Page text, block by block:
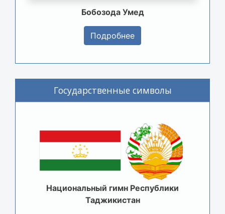
Бобозода Умед
Подробнее
Государственные символы
Национальный гимн Республики
Таджикистан